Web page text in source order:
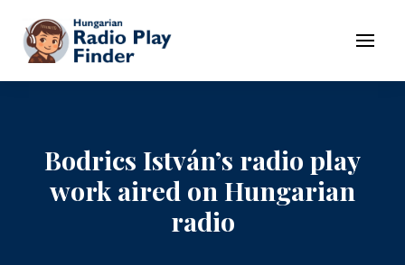
To contents
Menu
Bodrics István’s radio play
work aired on Hungarian
radio